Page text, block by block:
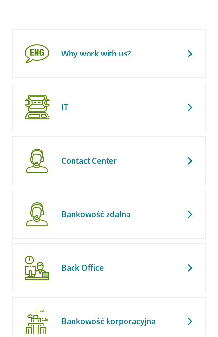
Why work with us?
IT
Contact Center
Bankowość zdalna
Back Office
Bankowość korporacyjna